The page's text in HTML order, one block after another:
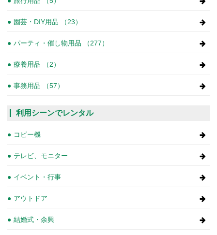
園芸・DIY用品 （23）
パーティ・催し物用品 （277）
療養用品 （2）
事務用品 （57）
利用シーンでレンタル
コピー機
テレビ、モニター
イベント・行事
アウトドア
結婚式・余興